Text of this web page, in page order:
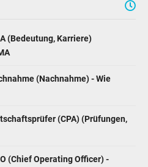
(Bedeutung, Karriere)
(Nachnahme) - Wie
(CPA) (Prüfungen,
(Chief Operating Officer) -